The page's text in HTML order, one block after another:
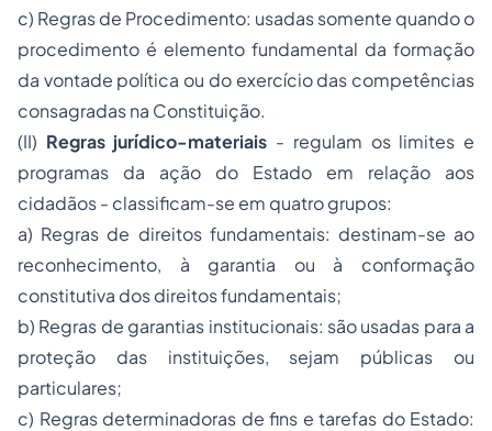
c) Regras de Procedimento: usadas somente quando o
procedimento é elemento fundamental da formação
da vontade política ou do exercício das competências
consagradas na Constituição.
(II) Regras jurídico-materiais - regulam os limites e
programas da ação do Estado em relação aos
cidadãos - classificam-se em quatro grupos:
a) Regras de direitos fundamentais: destinam-se ao
reconhecimento, à garantia ou à conformação
constitutiva dos direitos fundamentais;
b) Regras de garantias institucionais: são usadas para a
proteção das instituições, sejam públicas ou
particulares;
c) Regras determinadoras de fins e tarefas do Estado: